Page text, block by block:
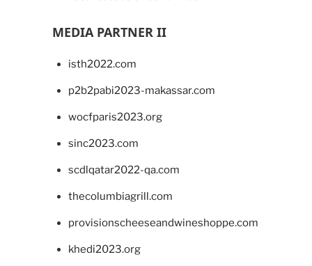
MEDIA PARTNER II
isth2022.com
p2b2pabi2023-makassar.com
wocfparis2023.org
sinc2023.com
scdlqatar2022-qa.com
thecolumbiagrill.com
provisionscheeseandwineshoppe.com
khedi2023.org